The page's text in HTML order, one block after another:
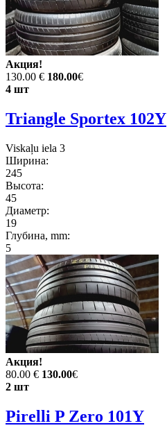
Акция!
130.00 € 180.00€
4 шт
Triangle Sportex 102Y
Viskaļu iela 3
Ширина:
245
Высота:
45
Диаметр:
19
Глубина, mm:
5
Акция!
80.00 € 130.00€
2 шт
Pirelli P Zero 101Y